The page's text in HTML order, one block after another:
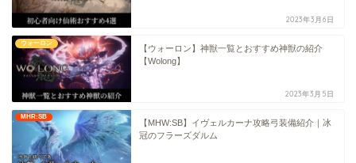
2023年3月6日
ウォーロン
【ウォーロン】神獣一覧とおすすめ神獣の紹介
【Wolong】
2023年3月5日
MHR:SB
【MHW:SB】イヴェルカーナ攻略弓装備紹介｜冰
冠のフラーズダルム